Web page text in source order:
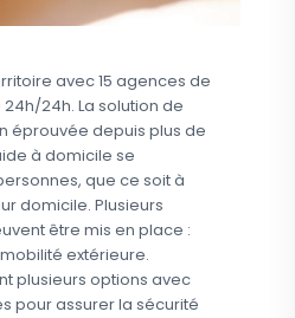
avec 15 agences de
24h. La solution de
éprouvée depuis plus de
à domicile se
que ce soit à
domicile. Plusieurs
être mis en place :
extérieure.
plusieurs options avec
pour assurer la sécurité